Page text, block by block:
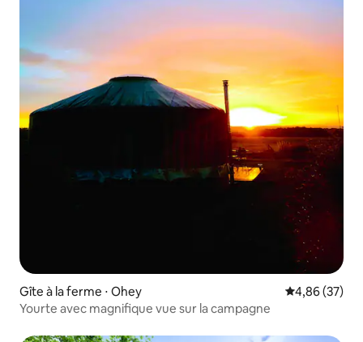
Gîte à la ferme ⋅ Ohey Évaluation
4,86 (37)
Yourte avec magnifique vue sur la campagne